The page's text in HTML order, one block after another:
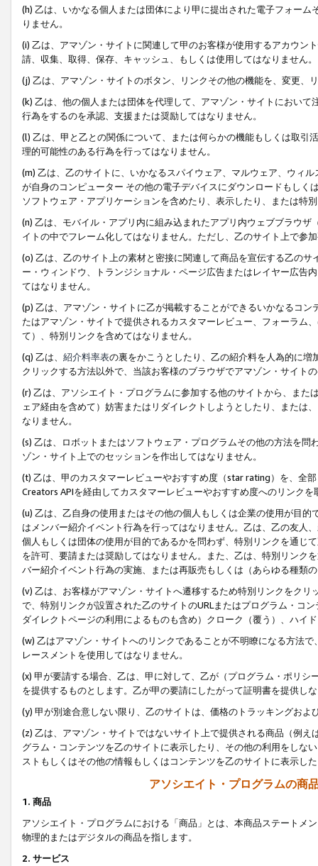
(h) 乙は、いかなる個人または団体により甲に提出された電子フォー
りません。
(i) 乙は、アマゾン・サイトに関連して甲のお客様が使用するアカウン
請、収集、取得、保存、キャッシュ、もしくは使用してはなりません。
(j) 乙は、アマゾン・サイトのボタン、リンクその他の機能を、変更、
(k) 乙は、他の個人または団体を代理して、アマゾン・サイトにおい
行為をするのを承認、支援または奨励してはなりません。
(l) 乙は、甲と乙との関係について、または何らかの機能もしくは取
理的可能性のある行為を行ってはなりません。
(m) 乙は、乙のサイトに、いかなるスパイウェア、マルウェア、ウィ
が自身のコンピューター その他の電子デバイスにダウンロードもし
ソフトウェア・アプリケーションを含めたり、表示したり、または特
(n) 乙は、モバイル・アプリ内に組み込まれたアプリ内ウェブブラウ
イトの中でフレーム化してはなりません。ただし、乙のサイト上で参
(o) 乙は、乙のサイト上の素材と密接に関連して商品を宣伝する乙の
ー・ウィンドウ、トランジショナル・ページ広告またはレイヤー広告
てはなりません。
(p) 乙は、アマゾン・サイトに乙が掲載することができるいかなるコ
たはアマゾン・サイトで提供されるカスタマーレビュー、フォーラム
て）、特別リンクを含めてはなりません。
(q) 乙は、 紹介料率表の裏をかこうとしたり、乙の紹介料を人為的に
クリックする方法以外で、当該お客様のブラウザでアマゾン・サイト
(r) 乙は、アソシエイト・プログラムに参加する他のサイトから、ま
ェア経由を含めて）妨害またはリダイレクトしようとしたり、または
なりません。
(s) 乙は、ロボットまたはソフトウェア・プログラムその他の方法を
ゾン・サイト上でのセッションを作出してはなりません。
(t) 乙は、甲のカスタマーレビューやおすすめ度（star rating）を、全
Creators APIを経由してカスタマーレビューやおすすめ度へのリンクを
(u) 乙は、乙自身の使用またはその他の個人もしくは企業の使用が目
はメンバー紹介イベント行為を行ってはなりません。乙は、乙の友人
個人もしくは団体の使用が目的であるかを問わず、特別リンクを通じ
を許可、要請または奨励してはなりません。また、乙は、特別リンク
バー紹介イベント行為の実施、または再販売もしくは（あらゆる種類
(v) 乙は、お客様がアマゾン・サイトへ遷移するため特別リンクをク
で、特別リンクが設置された乙のサイトのURLまたはプログラム・コ
ダイレクトページの利用によるものも含め）クローク（覆う）、ハイ
(w) 乙はアマゾン・サイトへのリンクであることが不明瞭になる方法
レースメントを使用してはなりません。
(x) 甲が要請する場合、乙は、甲に対して、乙が（プログラム・ポリ
を提供するものとします。乙が甲の要請にしたがって証明書を提供し
(y) 甲が別途合意しない限り、乙のサイトは、価格のトラッキングお
(z) 乙は、アマゾン・サイトではないサイト上で提供される商品（例
グラム・コンテンツを乙のサイトに表示したり、その他の利用をしな
ストもしくはその他の情報もしくはコンテンツを乙のサイトに表示し
アソシエイト・プログラムの商
1. 商品
アソシエイト・プログラムにおける「商品」とは、本商品ステートメ
物理的またはデジタルの商品を指します。
2. サービス